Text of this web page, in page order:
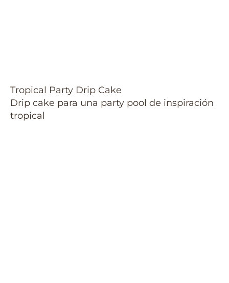
Tropical Party Drip Cake
Drip cake para una party pool de inspiración
tropical